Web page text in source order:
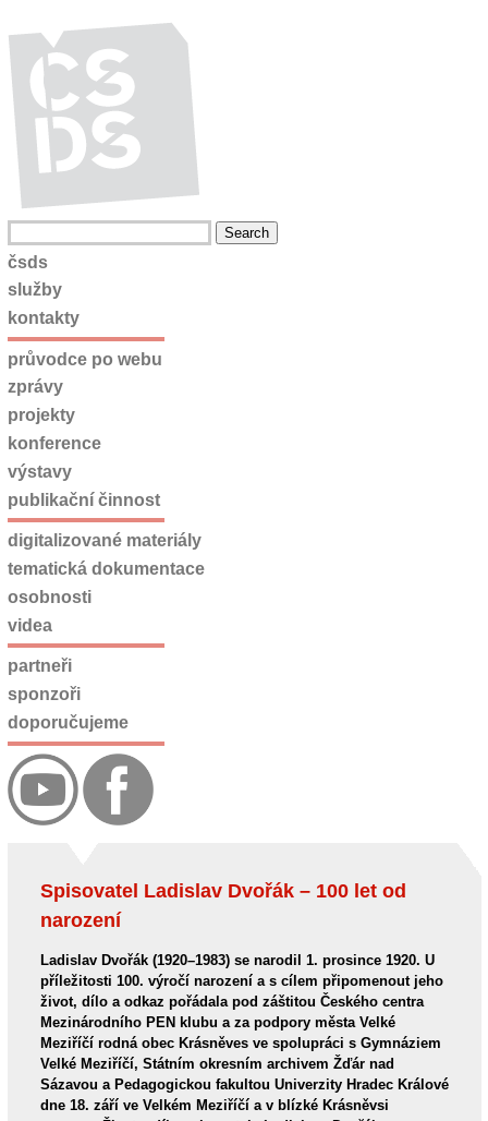
Spisovatel Ladislav Dvořák – 100 let od
narození
Ladislav Dvořák (1920–1983) se narodil 1. prosince 1920. U
příležitosti 100. výročí narození a s cílem připomenout jeho
život, dílo a odkaz pořádala pod záštitou Českého centra
Mezinárodního PEN klubu a za podpory města Velké
Meziříčí rodná obec Krásněves ve spolupráci s Gymnáziem
Velké Meziříčí, Státním okresním archivem Žďár nad
Sázavou a Pedagogickou fakultou Univerzity Hradec Králové
dne 18. září ve Velkém Meziříčí a v blízké Krásněvsi
čsds
služby
kontakty
průvodce po webu
zprávy
projekty
konference
výstavy
publikační činnost
digitalizované materiály
tematická dokumentace
osobnosti
videa
partneři
sponzoři
doporučujeme